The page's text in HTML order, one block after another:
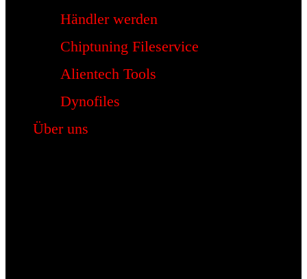
Händler werden
Chiptuning Fileservice
Alientech Tools
Dynofiles
Über uns